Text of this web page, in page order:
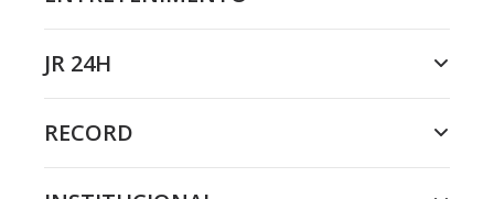
JR 24H
RECORD